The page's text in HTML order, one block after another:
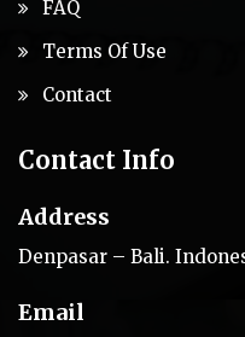
FAQ
Terms Of Use
Contact
Contact Info
Address
Denpasar – Bali.
Email